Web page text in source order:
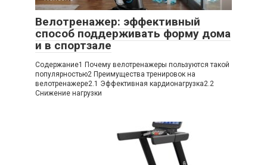
Велотренажер: эффективный
способ поддерживать форму дома
и в спортзале
Содержание1 Почему велотренажеры пользуются такой
популярностью2 Преимущества тренировок на
велотренажере2.1 Эффективная кардионагрузка2.2
Снижение нагрузки